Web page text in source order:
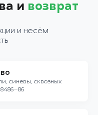
и возврат
и несём
синевы, сквозных